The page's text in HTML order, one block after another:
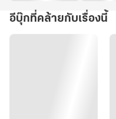
อีบุ๊กที่คล้ายกับเรื่องนี้